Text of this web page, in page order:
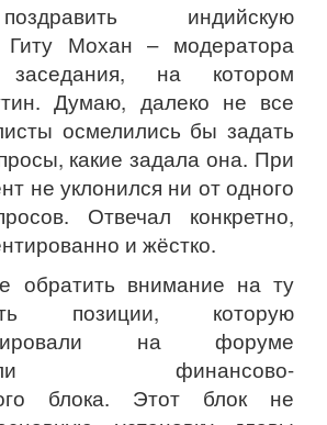
индийскую
Гиту Мохан – модератора
заседания, на котором
Думаю, далеко не все
осмелились бы задать
какие задала она. При
не уклонился ни от одного
Отвечал конкретно,
и жёстко.
обратить внимание на ту
позиции, которую
на форуме
финансово-
блока. Этот блок не